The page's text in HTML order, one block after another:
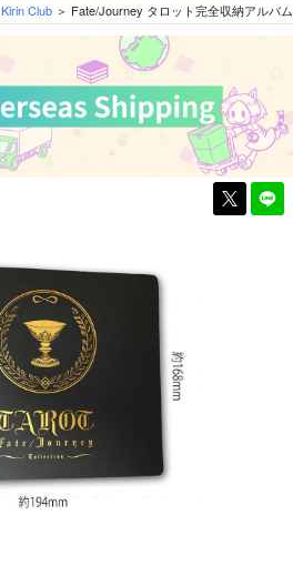
Kirin Club Fate/Journey タロット完全収納アルバ